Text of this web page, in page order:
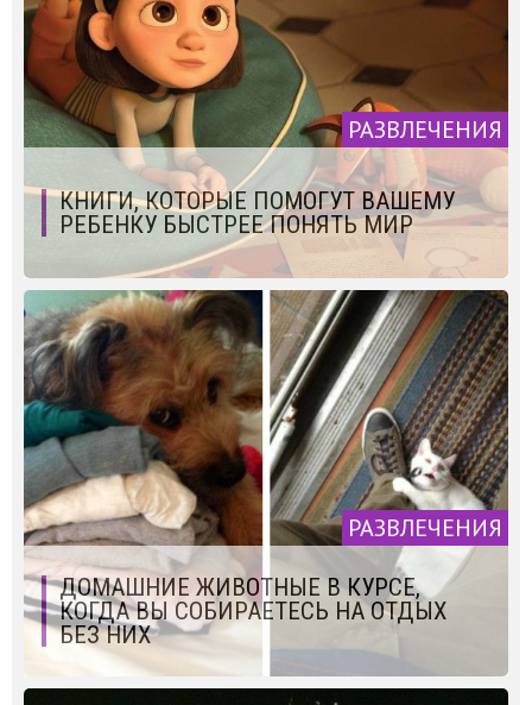
РАЗВЛЕЧЕНИЯ
КНИГИ, КОТОРЫЕ ПОМОГУТ ВАШЕМУ
РЕБЕНКУ БЫСТРЕЕ ПОНЯТЬ МИР
РАЗВЛЕЧЕНИЯ
ДОМАШНИЕ ЖИВОТНЫЕ В КУРСЕ,
КОГДА ВЫ СОБИРАЕТЕСЬ НА ОТДЫХ
БЕЗ НИХ